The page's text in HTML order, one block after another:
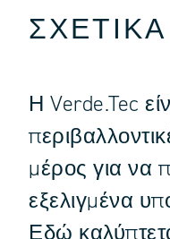
ΣΧΕΤΙΚΆ
Η Verde.Tec
μέρος για να
εξελιγμένα
Εδώ